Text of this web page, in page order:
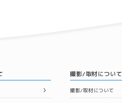
撮影/取材について
撮影/取材について